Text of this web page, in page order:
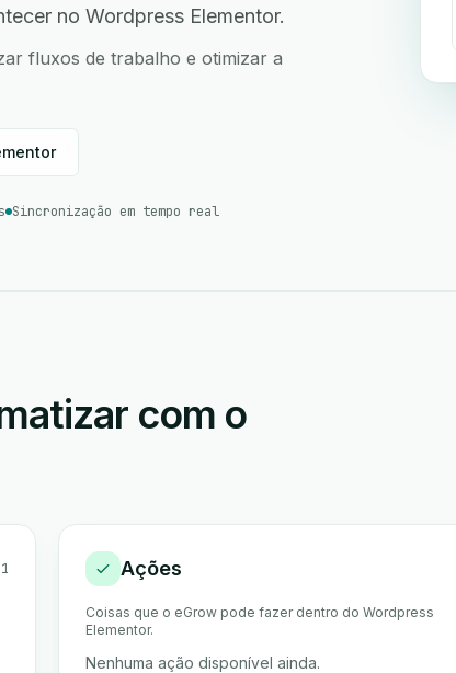
no Wordpress Elementor.
fluxos de trabalho e otimizar a
Sincronização em tempo real
com o
1 Ações
Coisas que o eGrow pode fazer dentro do Wordpress
Elementor.
Nenhuma ação disponível ainda.